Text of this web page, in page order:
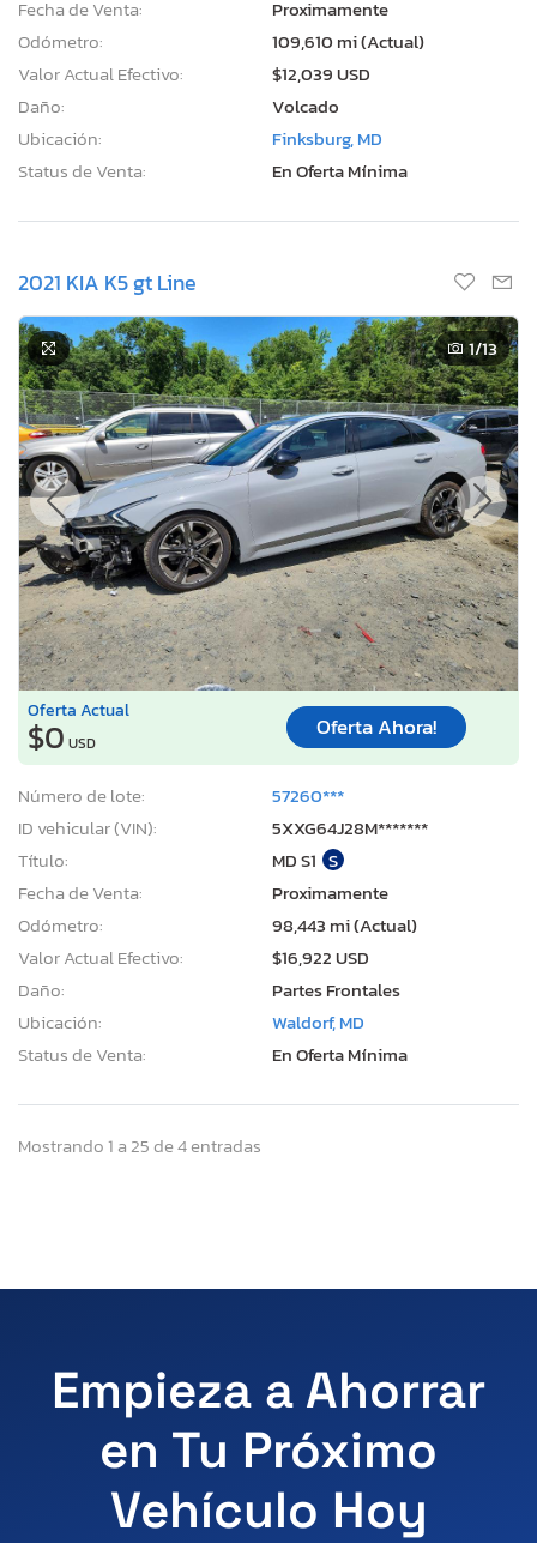
Fecha de Venta:
Proximamente
Odómetro:
109,610 mi (Actual)
Valor Actual Efectivo:
$12,039 USD
Daño:
Volcado
Ubicación:
Finksburg, MD
Status de Venta:
En Oferta Mínima
2021 KIA K5 gt Line
1/13
Oferta Actual
$0 USD
Oferta Ahora!
Número de lote:
57260***
ID vehicular (VIN):
5XXG64J28M*******
Título:
MD S1 S
Fecha de Venta:
Proximamente
Odómetro:
98,443 mi (Actual)
Valor Actual Efectivo:
$16,922 USD
Daño:
Partes Frontales
Ubicación:
Waldorf, MD
Status de Venta:
En Oferta Mínima
Mostrando 1 a 25 de 4 entradas
Empieza a Ahorrar
en Tu Próximo
Vehículo Hoy